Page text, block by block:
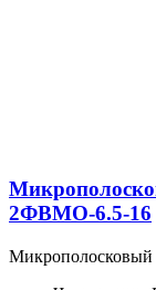
2ФВМO-6.5-16